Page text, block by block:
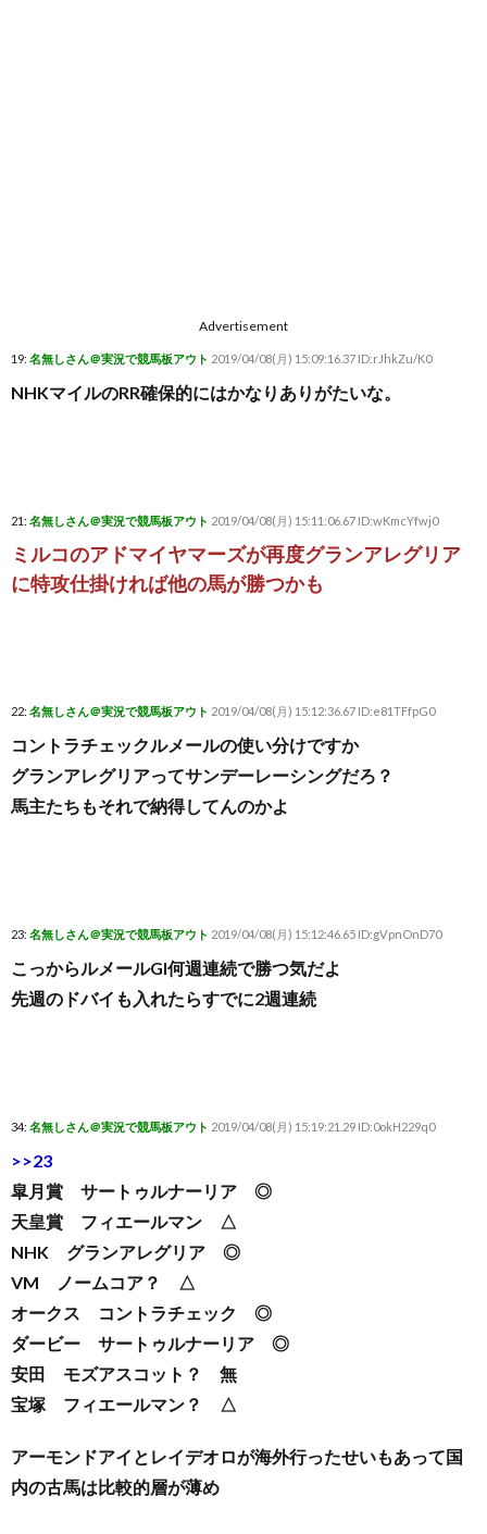
Advertisement
19: 名無しさん＠実況で競馬板アウト 2019/04/08(月) 15:09:16.37 ID:rJhkZu/K0
NHKマイルのRR確保的にはかなりありがたいな。
21: 名無しさん＠実況で競馬板アウト 2019/04/08(月) 15:11:06.67 ID:wKmcYfwj0
ミルコのアドマイヤマーズが再度グランアレグリア
に特攻仕掛ければ他の馬が勝つかも
22: 名無しさん＠実況で競馬板アウト 2019/04/08(月) 15:12:36.67 ID:e81TFfpG0
コントラチェックルメールの使い分けですか
グランアレグリアってサンデーレーシングだろ？
馬主たちもそれで納得してんのかよ
23: 名無しさん＠実況で競馬板アウト 2019/04/08(月) 15:12:46.65 ID:gVpnOnD70
こっからルメールGI何週連続で勝つ気だよ
先週のドバイも入れたらすでに2週連続
34: 名無しさん＠実況で競馬板アウト 2019/04/08(月) 15:19:21.29 ID:0okH229q0
>>23
皐月賞 サートゥルナーリア ◎
天皇賞 フィエールマン △
NHK グランアレグリア ◎
VM ノームコア？ △
オークス コントラチェック ◎
ダービー サートゥルナーリア ◎
安田 モズアスコット？ 無
宝塚 フィエールマン？ △
アーモンドアイとレイデオロが海外行ったせいもあって国
内の古馬は比較的層が薄め